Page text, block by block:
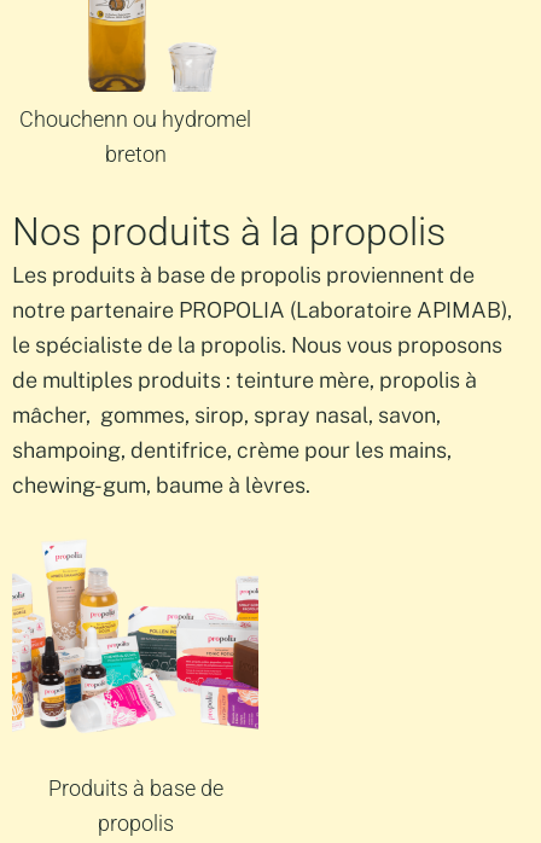
Chouchenn ou hydromel
breton
Nos produits à la propolis
Les produits à base de propolis proviennent de
notre partenaire PROPOLIA (Laboratoire APIMAB),
le spécialiste de la propolis. Nous vous proposons
de multiples produits : teinture mère, propolis à
mâcher, gommes, sirop, spray nasal, savon,
shampoing, dentifrice, crème pour les mains,
chewing-gum, baume à lèvres.
Produits à base de
propolis